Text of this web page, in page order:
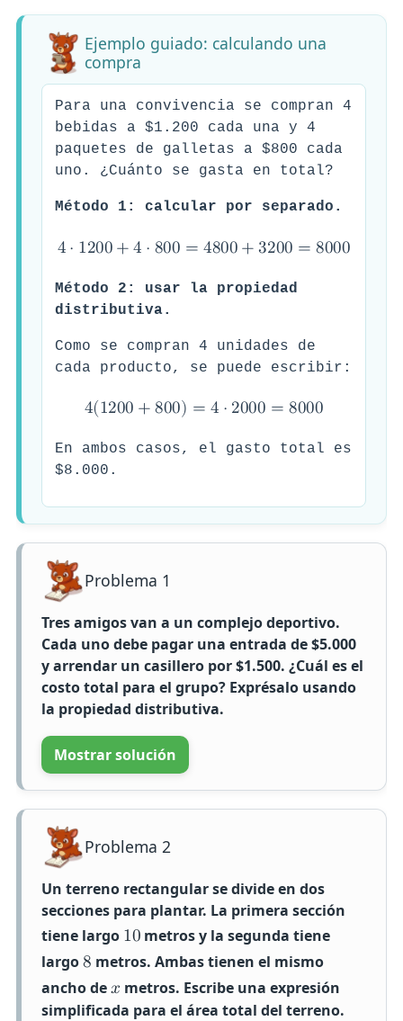
Ejemplo guiado: calculando una
compra
Para una convivencia se compran 4
bebidas a $1.200 cada una y 4
paquetes de galletas a $800 cada
uno. ¿Cuánto se gasta en total?
Método 1: calcular por separado.
4⋅ 1200+4 ⋅ 800 = 4800+3200 = 8000
Método 2: usar la propiedad
distributiva.
Como se compran 4 unidades de
cada producto, se puede escribir:
4(1200 +800) = 4 ⋅ 2000 = 8000
En ambos casos, el gasto total es
$8.000.
Problema 1
Tres amigos van a un complejo deportivo.
Cada uno debe pagar una entrada de $5.000
y arrendar un casillero por $1.500. ¿Cuál es el
costo total para el grupo? Exprésalo usando
la propiedad distributiva.
Mostrar solución
Problema 2
Un terreno rectangular se divide en dos
secciones para plantar. La primera sección
tiene largo 10 metros y la segunda tiene
largo 8 metros. Ambas tienen el mismo
ancho de𝑥 metros. Escribe una expresión
simplificada para el área total del terreno.